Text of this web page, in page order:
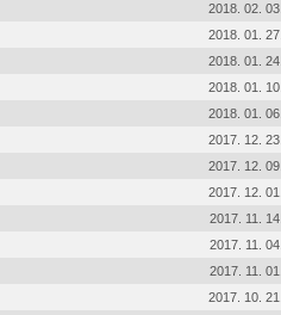
2018. 02. 03.
2018. 01. 27.
2018. 01. 24.
2018. 01. 10.
2018. 01. 06.
2017. 12. 23.
2017. 12. 09.
2017. 12. 01.
2017. 11. 14.
2017. 11. 04.
2017. 11. 01.
2017. 10. 21.